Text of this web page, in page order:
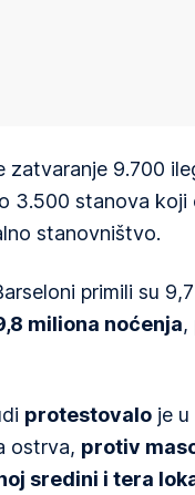
zatvaranje 9.700
3.500 stanova koji
stanovništvo.
primili su
miliona noćenja,
protestovalo je
ostrva, protiv
sredini i tera